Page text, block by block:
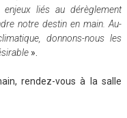
liés au dérèglement
notre destin en main. Au-
donnons-nous les
».
rendez-vous à la salle